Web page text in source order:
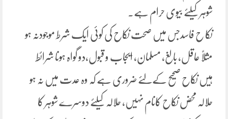
شوہر کیلئے بیوی حرام ہے۔
نکا ح فاسدجس میں صحت نکاح کی کوئی ایک شرط موجودنہ ہو
مثلاً عاقل، بالغ، مسلمان، ایجاب و قبول،دو گواہ ہونا شرائط
ہیں نکاح صحیح کےلئے ضروری ہے کہ وہ عدت میں نہ ہو
حلالہ محض نکاح کانام نہیں، حلالہ کیلئے دوسرے شوہر کا